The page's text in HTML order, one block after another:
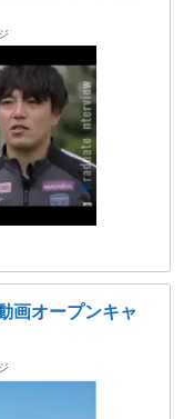
画オープンキャ